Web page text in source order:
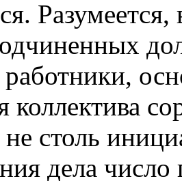
коллектива
столь
дела